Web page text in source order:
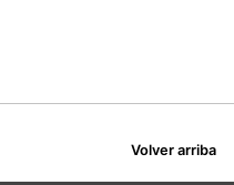
Volver arriba